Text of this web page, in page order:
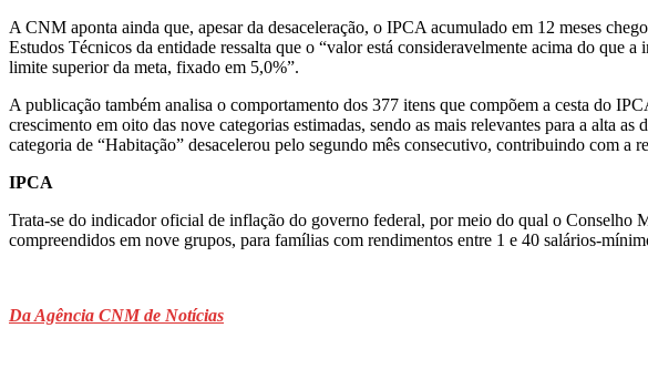
A CNM aponta ainda que, apesar da desaceleração, o IPCA acumulado em 12 meses
Estudos Técnicos da entidade ressalta que o “valor está consideravelmente acima do
limite superior da meta, fixado em 5,0%”.
A publicação também analisa o comportamento dos 377 itens que compõem a cesta do
crescimento em oito das nove categorias estimadas, sendo as mais relevantes para a alta
categoria de “Habitação” desacelerou pelo segundo mês consecutivo, contribuindo com a
IPCA
Trata-se do indicador oficial de inflação do governo federal, por meio do qual o
compreendidos em nove grupos, para famílias com rendimentos entre 1 e 40 salários-
Da Agência CNM de Notícias